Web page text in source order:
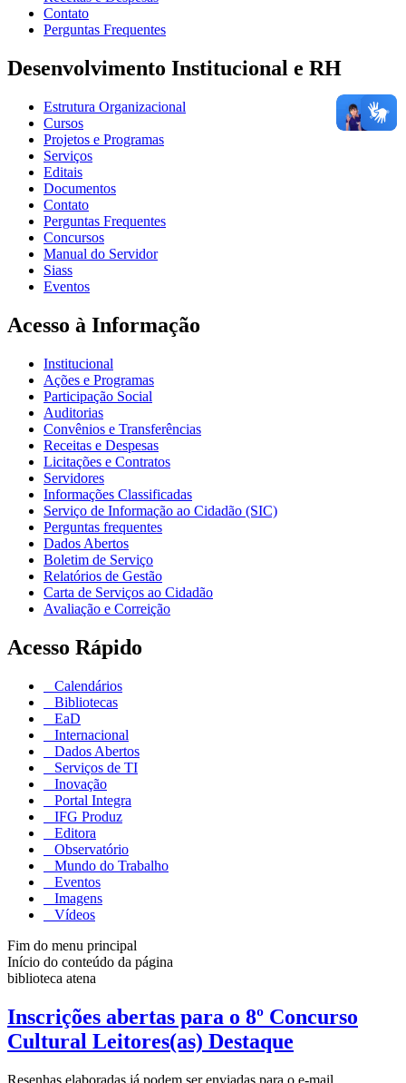
Contato
Perguntas Frequentes
Desenvolvimento Institucional e RH
Estrutura Organizacional
Cursos
Projetos e Programas
Serviços
Editais
Documentos
Contato
Perguntas Frequentes
Concursos
Manual do Servidor
Siass
Eventos
Acesso à Informação
Institucional
Ações e Programas
Participação Social
Auditorias
Convênios e Transferências
Receitas e Despesas
Licitações e Contratos
Servidores
Informações Classificadas
Serviço de Informação ao Cidadão (SIC)
Perguntas frequentes
Dados Abertos
Boletim de Serviço
Relatórios de Gestão
Carta de Serviços ao Cidadão
Avaliação e Correição
Acesso Rápido
Calendários
Bibliotecas
EaD
Internacional
Dados Abertos
Serviços de TI
Inovação
Portal Integra
IFG Produz
Editora
Observatório
Mundo do Trabalho
Eventos
Imagens
Vídeos
Fim do menu principal
Início do conteúdo da página
biblioteca atena
Inscrições abertas para o 8º Concurso
Cultural Leitores(as) Destaque
Resenhas elaboradas já podem ser enviadas para o e-mail